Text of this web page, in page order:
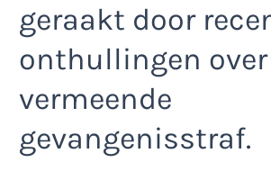
geraakt door
onthullingen
vermeende
gevangenisstraf.